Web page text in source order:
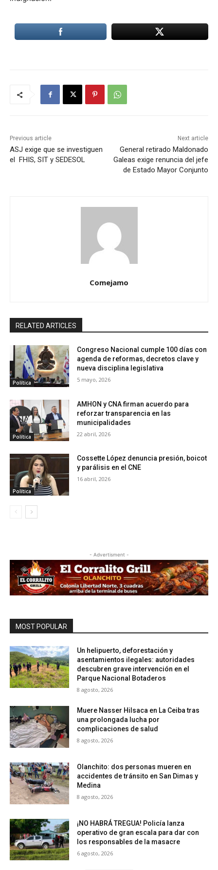
Previous article
ASJ exige que se investiguen
el FHIS, SIT y SEDESOL
Next article
General retirado Maldonado
Galeas exige renuncia del jefe
de Estado Mayor Conjunto
Comejamo
RELATED ARTICLES
Política
Congreso Nacional cumple 100 días con
agenda de reformas, decretos clave y
nueva disciplina legislativa
5 mayo, 2026
Política
AMHON y CNA firman acuerdo para
reforzar transparencia en las
municipalidades
22 abril, 2026
Política
Cossette López denuncia presión, boicot
y parálisis en el CNE
16 abril, 2026
- Advertisment -
MOST POPULAR
Un helipuerto, deforestación y
asentamientos ilegales: autoridades
descubren grave intervención en el
Parque Nacional Botaderos
8 agosto, 2026
Muere Nasser Hilsaca en La Ceiba tras
una prolongada lucha por
complicaciones de salud
8 agosto, 2026
Olanchito: dos personas mueren en
accidentes de tránsito en San Dimas y
Medina
8 agosto, 2026
¡NO HABRÁ TREGUA! Policía lanza
operativo de gran escala para dar con
los responsables de la masacre
6 agosto, 2026